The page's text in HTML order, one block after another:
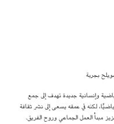
بجربة
وإنسانية جديدة تهدف إلى جمع
لكنه في عمقه يسعى إلى نشر ثقافة
مبدأ العمل الجماعي وروح الفريق.